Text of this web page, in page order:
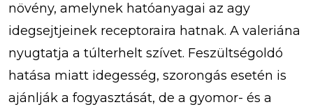
növény, amelynek hatóanyagai az agy
idegsejtjei­nek receptoraira hatnak. A valeriána
nyugtatja a túlterhelt szívet. Feszültségoldó
hatása miatt idegesség, szorongás esetén is
ajánlják a fogyasztását, de a gyomor- és a